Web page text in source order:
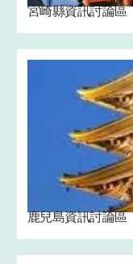
宮崎縣資訊討論區
鹿兒島資訊討論區